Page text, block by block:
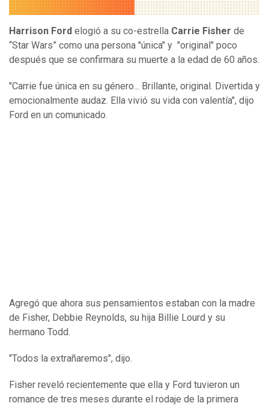
Harrison Ford elogió a su co-estrella Carrie Fisher de
“Star Wars” como una persona "única" y "original" poco
después que se confirmara su muerte a la edad de 60 años.
"Carrie fue única en su género... Brillante, original. Divertida y
emocionalmente audaz. Ella vivió su vida con valentía", dijo
Ford en un comunicado.
Agregó que ahora sus pensamientos estaban con la madre
de Fisher, Debbie Reynolds, su hija Billie Lourd y su
hermano Todd.
"Todos la extrañaremos", dijo.
Fisher reveló recientemente que ella y Ford tuvieron un
romance de tres meses durante el rodaje de la primera